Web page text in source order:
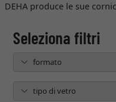
DEHA produce le sue
formato
tipo di vetro